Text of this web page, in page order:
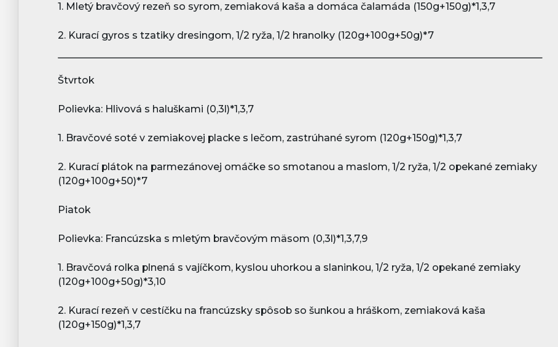
1. Mletý bravčový rezeň so syrom, zemiaková kaša a domáca čalamáda (150g+150g)*1,3,7
2. Kurací gyros s tzatiky dresingom, 1/2 ryža, 1/2 hranolky (120g+100g+50g)*7
Štvrtok
Polievka: Hlivová s haluškami (0,3l)*1,3,7
1. Bravčové soté v zemiakovej placke s lečom, zastrúhané syrom (120g+150g)*1,3,7
2. Kurací plátok na parmezánovej omáčke so smotanou a maslom, 1/2 ryža, 1/2 opekané zemiaky
(120g+100g+50)*7
Piatok
Polievka: Francúzska s mletým bravčovým mäsom (0,3l)*1,3,7,9
1. Bravčová rolka plnená s vajíčkom, kyslou uhorkou a slaninkou, 1/2 ryža, 1/2 opekané zemiaky
(120g+100g+50g)*3,10
2. Kurací rezeň v cestíčku na francúzsky spôsob so šunkou a hráškom, zemiaková kaša
(120g+150g)*1,3,7